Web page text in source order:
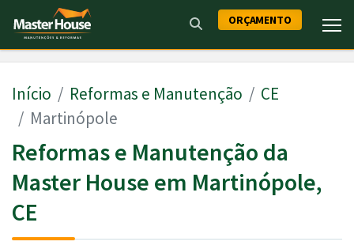
ORÇAMENTO
Início Reformas e Manutenção
CE
Martinópole
Reformas e Manutenção da
Master House em Martinópole,
CE